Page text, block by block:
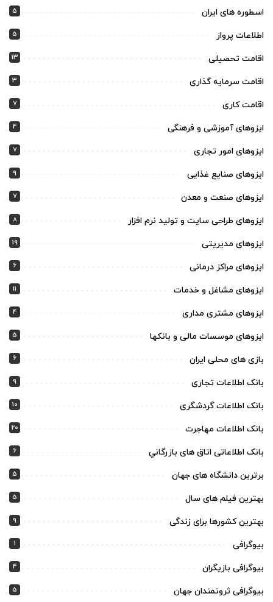
اسطوره های ایران 5
اطلاعات پرواز 5
اقامت تحصیلی 13
اقامت سرمایه گذاری 3
اقامت کاری 7
ایزوهای آموزشی و فرهنگی 4
ایزوهای امور تجاری 7
ایزوهای صنایع غذایی 9
ایزوهای صنعت و معدن 7
ایزوهای طراحی سایت و تولید نرم افزار 8
ایزوهای مدیریتی 19
ایزوهای مراکز درمانی 6
ایزوهای مشاغل و خدمات 11
ایزوهای مشتری مداری 4
ایزوهای موسسات مالی و بانکها 5
بازی های محلی ایران 6
بانک اطلاعات تجاری 9
بانک اطلاعات گردشگری 10
بانک اطلاعات مهاجرت 20
بانک اطلاعاتی اتاق های بازرگاني 6
برترین دانشگاه های جهان 5
بهترین فیلم های سال 5
بهترین کشورها برای زندگی 9
بیوگرافی 1
بیوگرافی بازیگران 4
بیوگرافی ثروتمندان جهان 5